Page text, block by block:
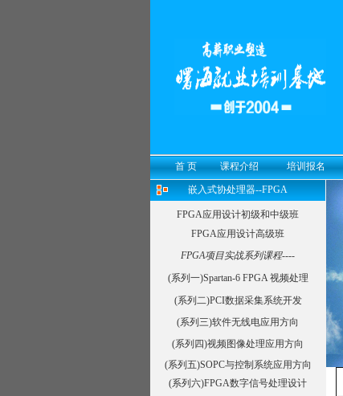
首 页 课程介绍 培训报名
嵌入式协处理器--FPGA
FPGA应用设计初级和中级班
FPGA应用设计高级班
FPGA项目实战系列课程----
(系列一)Spartan-6 FPGA 视频处理
(系列二)PCI数据采集系统开发
(系列三)软件无线电应用方向
(系列四)视频图像处理应用方向
(系列五)SOPC与控制系统应用方向
(系列六)FPGA数字信号处理设计